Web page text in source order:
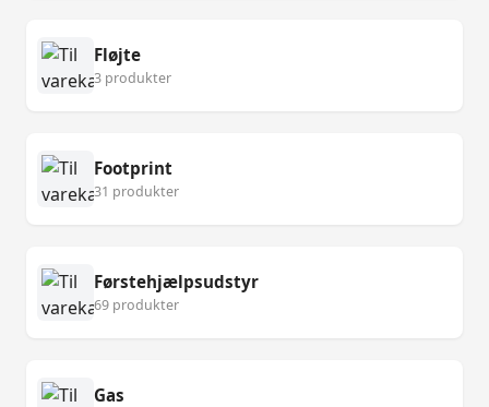
Fløjte
3 produkter
Footprint
31 produkter
Førstehjælpsudstyr
69 produkter
Gas